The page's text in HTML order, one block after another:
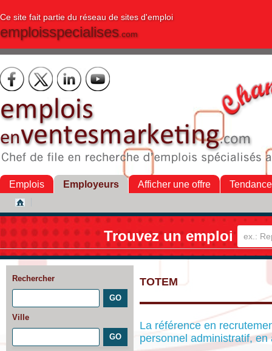
Ce site fait partie du réseau de sites d'emploi
emploisspecialises.com
Emplois Employeurs Afficher une offre
Trouvez un emploi
Rechercher
Ville
TOTEM
La référence en
personnel administratif,